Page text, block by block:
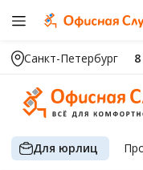
Санкт-Петербург
Для юрлиц